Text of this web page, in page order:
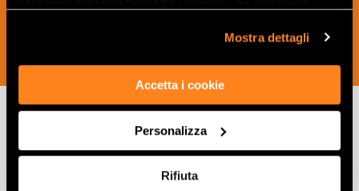
Mostra dettagli
Accetta i cookie
Personalizza
Rifiuta
ISCRIVITI ORA
Lasciati